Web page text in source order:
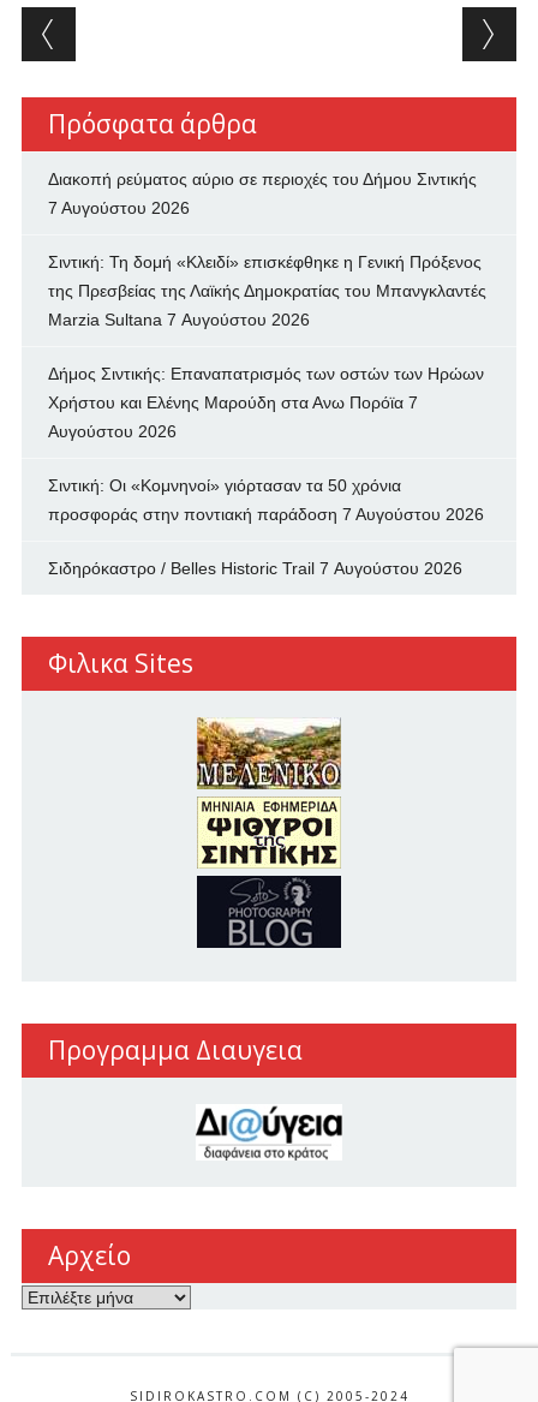
Post navigation
Πρόσφατα άρθρα
Διακοπή ρεύματος αύριο σε περιοχές του Δήμου Σιντικής
7 Αυγούστου 2026
Σιντική: Τη δομή «Κλειδί» επισκέφθηκε η Γενική Πρόξενος
της Πρεσβείας της Λαϊκής Δημοκρατίας του Μπανγκλαντές
Marzia Sultana 7 Αυγούστου 2026
Δήμος Σιντικής: Επαναπατρισμός των oστών των Ηρώων
Χρήστου και Ελένης Μαρούδη στα Ανω Πορόϊα 7
Αυγούστου 2026
Σιντική: Οι «Κομνηνοί» γιόρτασαν τα 50 χρόνια
προσφοράς στην ποντιακή παράδοση 7 Αυγούστου 2026
Σιδηρόκαστρο / Belles Historic Trail 7 Αυγούστου 2026
Φιλικα Sites
Προγραμμα Διαυγεια
Αρχείο
Αρχείο
SIDIROKASTRO.COM (C) 2005-2024